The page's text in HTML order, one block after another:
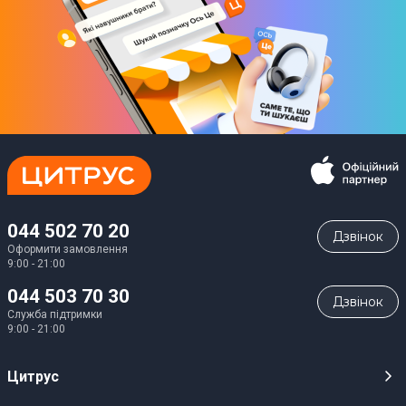
044 502 70 20
Оформити замовлення
9:00 - 21:00
Дзвiнок
044 503 70 30
Служба підтримки
9:00 - 21:00
Дзвiнок
Цитрус